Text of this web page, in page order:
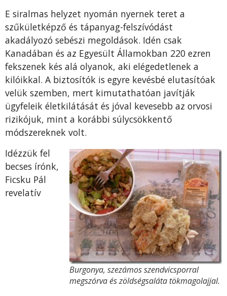
E siralmas helyzet nyomán nyernek teret a
szűkületképző és tápanyag-felszívódást
akadályozó sebészi megoldások. Idén csak
Kanadában és az Egyesült Államokban 220 ezren
fekszenek kés alá olyanok, aki elégedetlenek a
kilóikkal. A biztosítók is egyre kevésbé elutasítóak
velük szemben, mert kimutathatóan javítják
ügyfeleik életkilátását és jóval kevesebb az orvosi
rizikójuk, mint a korábbi súlycsökkentő
módszereknek volt.
Burgonya, szezámos szendvicsporral
megszórva és zöldségsaláta tökmagolajjal.
Idézzük fel
becses írónk,
Ficsku Pál
revelatív